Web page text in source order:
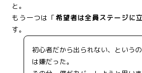
と。
もう一つは「希望者は全員ステージに立
す。
初心者だから出られない、という
は嫌だった。